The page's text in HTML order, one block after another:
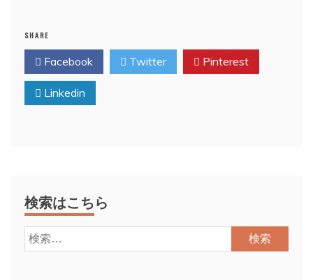
SHARE
Facebook Twitter Pinterest
Linkedin
検索はこちら
検
索: